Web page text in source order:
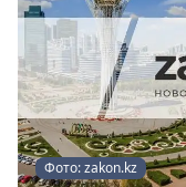
Фото: zakon.kz